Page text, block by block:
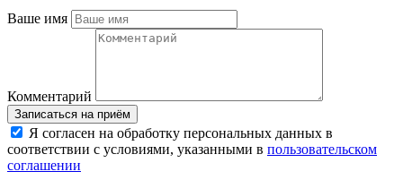
Ваше имя
Комментарий
Я согласен на обработку персональных данных в
соответствии с условиями, указанными в пользовательском
соглашении